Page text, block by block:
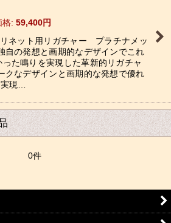
: 59,400円
ネット用リガチャー プラチナメッ
自の発想と画期的なデザインでこれ
った鳴りを実現した革新的リガチャ
クなデザインと画期的な発想で優れ
実現…
0件